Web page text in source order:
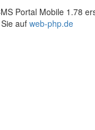
Portal Mobile 1.78
aufweb-php.de